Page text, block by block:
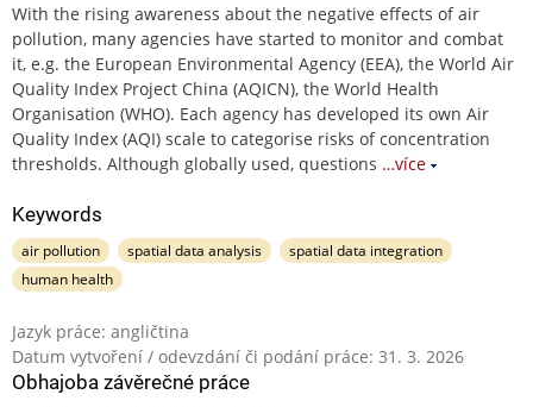
With the rising awareness about the negative effects of air
pollution, many agencies have started to monitor and combat
it, e.g. the European Environmental Agency (EEA), the World Air
Quality Index Project China (AQICN), the World Health
Organisation (WHO). Each agency has developed its own Air
Quality Index (AQI) scale to categorise risks of concentration
thresholds. Although globally used, questions …více
Keywords
air pollution spatial data analysis
spatial data integration
human health
Jazyk práce: angličtina
Datum vytvoření / odevzdání či podání práce: 31. 3. 2026
Obhajoba závěrečné práce